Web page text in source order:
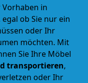
in
ob Sie nur ein
oder Ihr
möchten. Mit
Sie Ihre Möbel
transportieren,
oder Ihr